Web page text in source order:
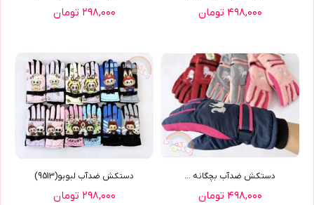
۴۹۸,۰۰۰ تومان ۲۹۸,۰۰۰ تومان
دستکش ضدآب بچگانه ...
۴۹۸,۰۰۰ تومان
دستکش ضدآب لبوبو(9513)
۲۹۸,۰۰۰ تومان